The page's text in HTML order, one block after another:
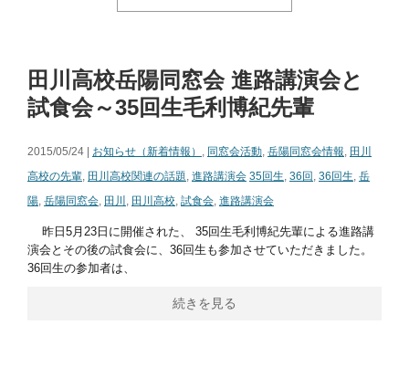
田川高校岳陽同窓会 進路講演会と
試食会～35回生毛利博紀先輩
2015/05/24 | お知らせ（新着情報） , 同窓会活動, 岳陽同窓会情報, 田川
高校の先輩, 田川高校関連の話題, 進路講演会 35回生, 36回 , 36回生, 岳
陽, 岳陽同窓会, 田川 , 田川高校, 試食会, 進路講演会
昨日5月23日に開催された、 35回生毛利博紀先輩による進路講
演会とその後の試食会に、36回生も参加させていただきました。
36回生の参加者は、
続きを見る